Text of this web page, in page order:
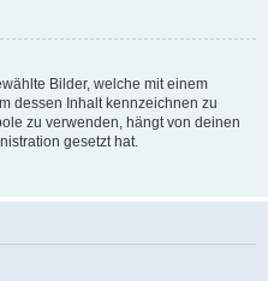
Bilder, welche mit einem
dessen Inhalt kennzeichnen zu
zu verwenden, hängt von deinen
gesetzt hat.